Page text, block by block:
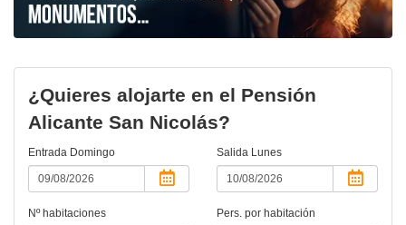
¿Quieres alojarte en el Pensión
Alicante San Nicolás?
Entrada Domingo Salida Lunes
Nº habitaciones Pers. por habitación